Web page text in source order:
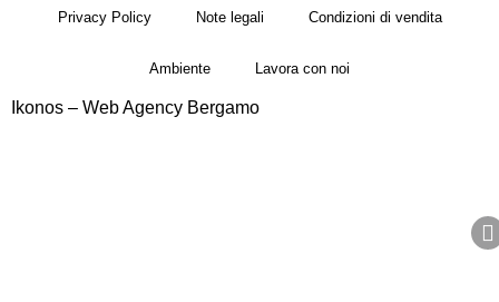
Privacy Policy Note legali Condizioni di vendita
Ambiente Lavora con noi
Ikonos – Web Agency Bergamo